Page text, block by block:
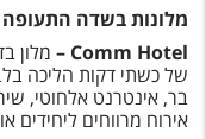
מלונות בשדה התעופה
Comm Hotel
–
של כשתי דקות הליכה
בר, אינטרנט אלחוטי,
אירוח מרווחים ליחידים